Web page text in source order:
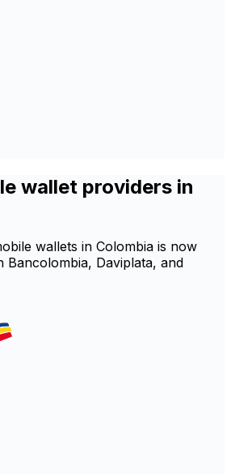
wallet providers in
wallets in Colombia is now
Bancolombia, Daviplata, and